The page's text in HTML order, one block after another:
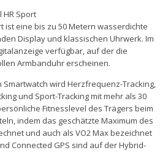
HR Sport
ist eine bis zu 50 Metern wasserdichte
Display und klassischen Uhrwerk. Im
verfügbar, auf der die
Armbanduhr erscheinen.
wird Herzfrequenz-Tracking,
und Sport-Tracking mit mehr als 30
Fitnesslevel des Trägers beim
indem das geschätzte Maximum des
und auch als VO2 Max bezeichnet
Connected GPS sind auf der Hybrid-